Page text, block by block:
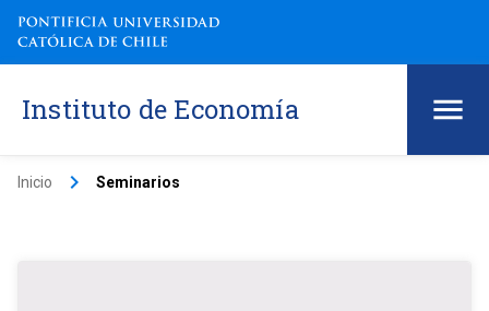
Instituto de Economía
Inicio keyboard_arrow_right Seminarios